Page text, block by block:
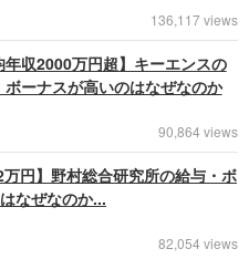
136,117 views
年収2000万円超】キーエンスの
ボーナスが高いのはなぜなのか
90,864 views
万円】野村総合研究所の給与・ボ
なぜなのか...
82,054 views